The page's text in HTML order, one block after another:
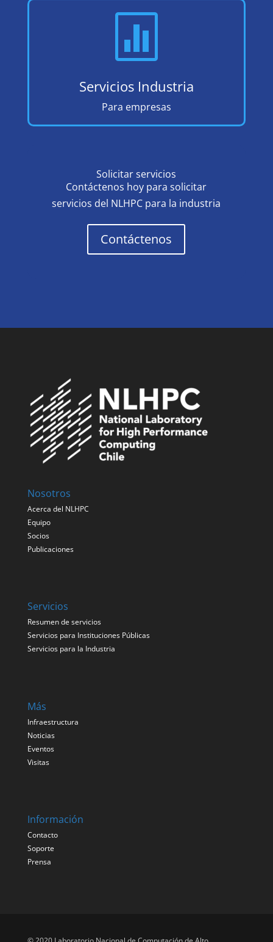

Servicios Industria
Para empresas
Solicitar servicios
Contáctenos hoy para solicitar
servicios del NLHPC para la industria
Contáctenos
Nosotros
Acerca del NLHPC
Equipo
Socios
Publicaciones
Servicios
Resumen de servicios
Servicios para Instituciones Públicas
Servicios para la Industria
Más
Infraestructura
Noticias
Eventos
Visitas
Información
Contacto
Soporte
Prensa